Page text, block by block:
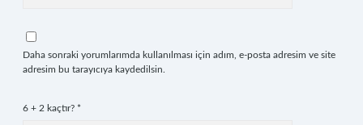
Daha sonraki yorumlarımda kullanılması için adım, e-posta adresim ve site
adresim bu tarayıcıya kaydedilsin.
6 + 2 kaçtır? *